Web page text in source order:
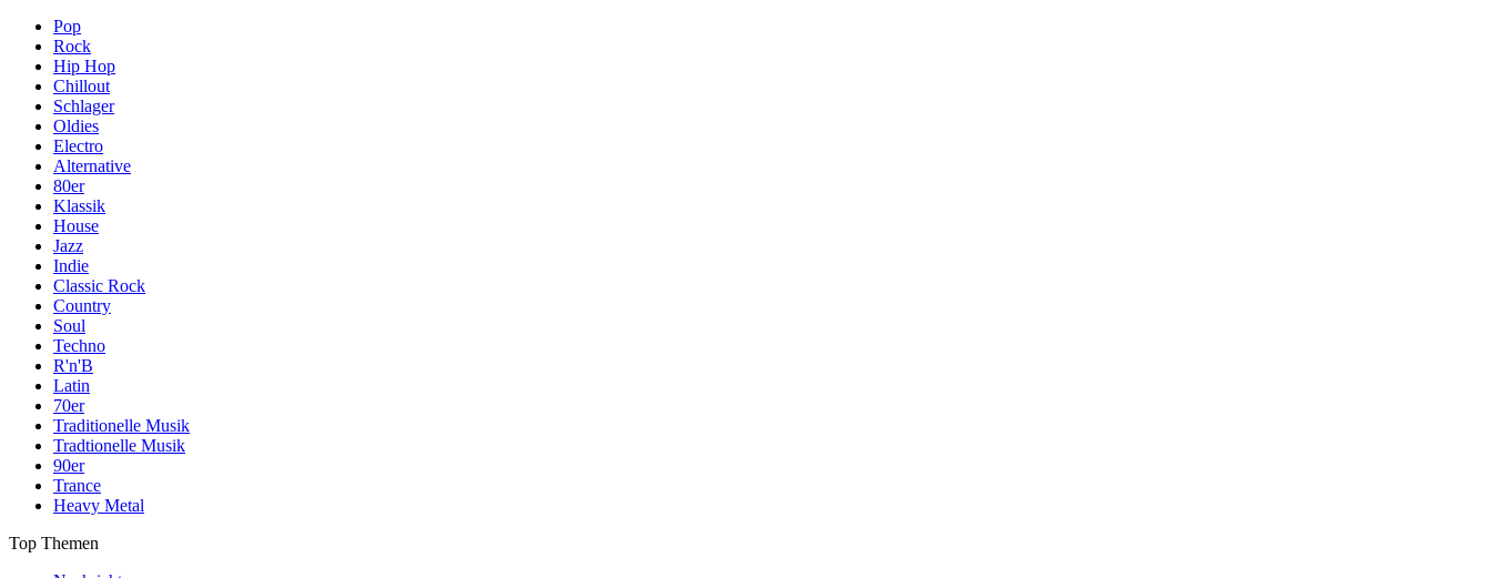
Pop
Rock
Hip Hop
Chillout
Schlager
Oldies
Electro
Alternative
80er
Klassik
House
Jazz
Indie
Classic Rock
Country
Soul
Techno
R'n'B
Latin
70er
Traditionelle Musik
Tradtionelle Musik
90er
Trance
Heavy Metal
Top Themen